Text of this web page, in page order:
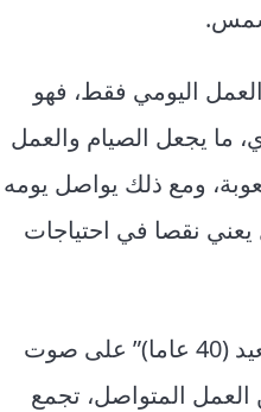
اليومي فقط، فهو
ما يجعل الصيام والعمل
ومع ذلك يواصل يومه
يعني نقصا في احتياجات
بعد السحور تخرج “نور سعيد (40 عاما)” على صوت
العمل المتواصل، تجمع